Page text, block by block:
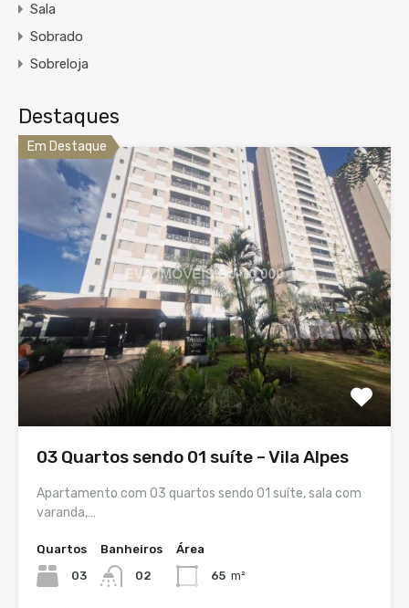
Sala
Sobrado
Sobreloja
Destaques
Em Destaque
03 Quartos sendo 01 suíte – Vila Alpes
Apartamento com 03 quartos sendo 01 suíte, sala com
varanda,…
Quartos
03
Banheiros
02
Área
65 m²